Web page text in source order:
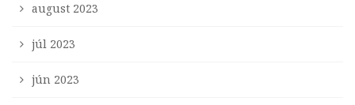
august 2023
júl 2023
jún 2023